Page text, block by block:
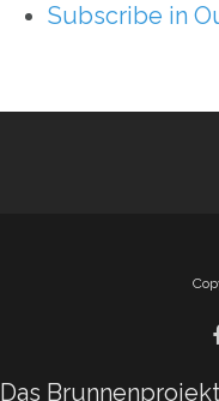
Subscribe in
Das Brunnenprojekt